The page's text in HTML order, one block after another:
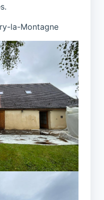
la-Montagne